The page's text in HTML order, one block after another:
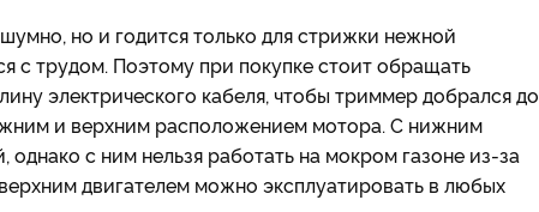
но и годится только для стрижки нежной
с трудом. Поэтому при покупке стоит обращать
электрического кабеля, чтобы триммер добрался до
и верхним расположением мотора. С нижним
с ним нельзя работать на мокром газоне из-за
двигателем можно эксплуатировать в любых